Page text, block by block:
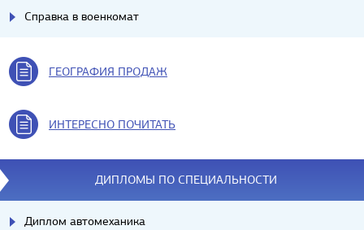
Справка в военкомат
ГЕОГРАФИЯ ПРОДАЖ
ИНТЕРЕСНО ПОЧИТАТЬ
ДИПЛОМЫ ПО СПЕЦИАЛЬНОСТИ
Диплом автомеханика